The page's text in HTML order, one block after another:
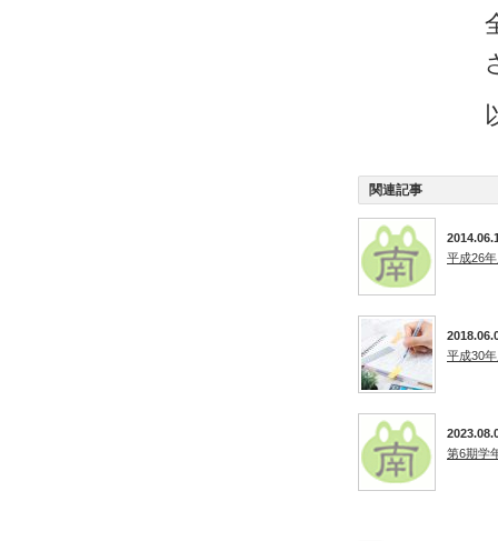
関連記事
平成26
平成30
第6期学